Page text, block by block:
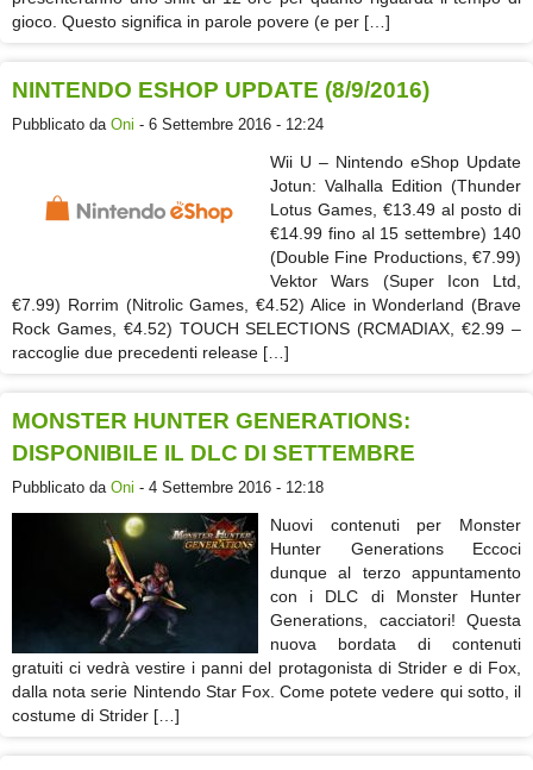
gioco. Questo significa in parole povere (e per […]
NINTENDO ESHOP UPDATE (8/9/2016)
Pubblicato da Oni - 6 Settembre 2016 - 12:24
Wii U – Nintendo eShop Update
Jotun: Valhalla Edition (Thunder
Lotus Games, €13.49 al posto di
€14.99 fino al 15 settembre) 140
(Double Fine Productions, €7.99)
Vektor Wars (Super Icon Ltd,
€7.99) Rorrim (Nitrolic Games, €4.52) Alice in Wonderland (Brave
Rock Games, €4.52) TOUCH SELECTIONS (RCMADIAX, €2.99 –
raccoglie due precedenti release […]
MONSTER HUNTER GENERATIONS:
DISPONIBILE IL DLC DI SETTEMBRE
Pubblicato da Oni - 4 Settembre 2016 - 12:18
Nuovi contenuti per Monster
Hunter Generations Eccoci
dunque al terzo appuntamento
con i DLC di Monster Hunter
Generations, cacciatori! Questa
nuova bordata di contenuti
gratuiti ci vedrà vestire i panni del protagonista di Strider e di Fox,
dalla nota serie Nintendo Star Fox. Come potete vedere qui sotto, il
costume di Strider […]